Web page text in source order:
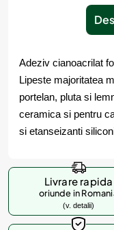
Adeziv cianoacrilat
Lipeste majoritatea
portelan, pluta si
ceramica si pentru
si etanseizanti
Livrare rapida
oriunde in
(v. detalii)